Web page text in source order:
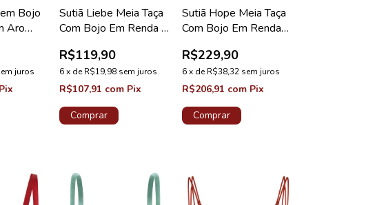
Bojo
Aro
juros
Pix
Sutiã Liebe Meia Taça
Com Bojo Em Renda E
Noivas
R$119,90
6x deR$19,98 sem juros
R$107,91 com Pix
Comprar
Sutiã Hope Meia Taça
Com Bojo Em Renda
Valência
R$229,90
6x deR$38,32 sem juros
R$206,91 com Pix
Comprar